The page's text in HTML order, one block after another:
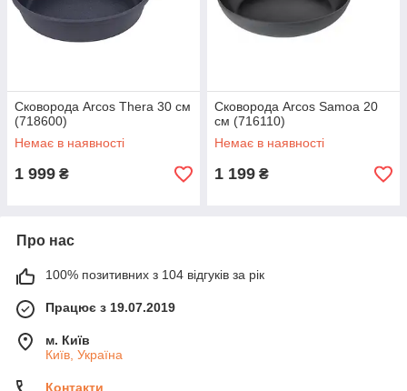
Сковорода Arcos Thera 30 см
(718600)
Немає в наявності
1 999 ₴
Сковорода Arcos Samoa 20
см (716110)
Немає в наявності
1 199 ₴
Про нас
100% позитивних з 104 відгуків за рік
Працює з 19.07.2019
м. Київ
Київ, Україна
Контакти